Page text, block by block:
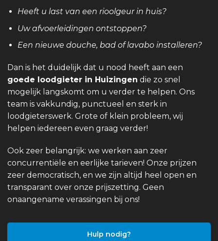
Heeft u last van een rioolgeur in huis?
Uw afvoerleidingen ontstoppen?
Een nieuwe douche, bad of lavabo installeren?
Dan is het duidelijk dat u nood heeft aan een
goede loodgieter in Huizingen die zo snel
mogelijk langskomt om u verder te helpen. Ons
team is vakkundig, punctueel en sterk in
loodgieterswerk. Grote of klein probleem, wij
helpen iedereen even graag verder!
Ook zeer belangrijk: we werken aan zeer
concurrentiële en eerlijke tarieven! Onze prijzen
zeer democratisch, en we zijn altijd heel open en
transparant over onze prijszetting. Geen
onaangename verassingen bij ons!
Hulp nodig?